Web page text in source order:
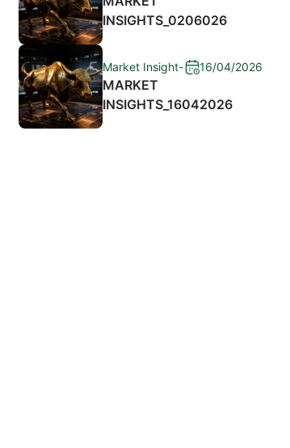
INSIGHTS_0206026
Market Insight- 16/04/2026
MARKET
INSIGHTS_16042026